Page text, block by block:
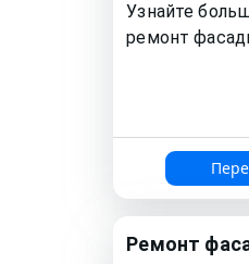
Узнайте
ремонт
Ремонт